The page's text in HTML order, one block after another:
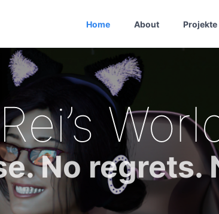
Home About Projekte
Rei’s
No regrets.